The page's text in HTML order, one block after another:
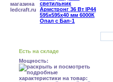
Есть на складе
Мощность: